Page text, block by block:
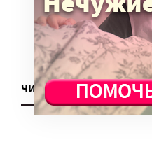
ЧИТАТЬ ЕЩЕ